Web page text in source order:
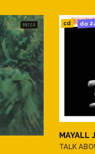
cd do
MAYALL
TALK